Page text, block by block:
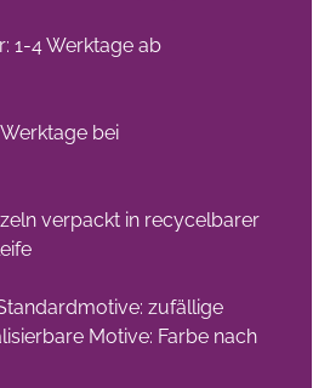
1-4 Werktage ab
bei
verpackt in recycelbarer
zufällige
Motive: Farbe nach